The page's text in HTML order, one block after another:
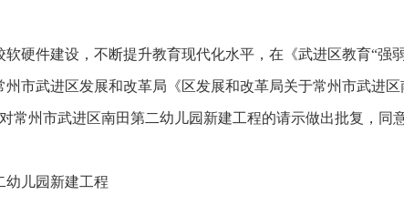
硬件建设，不断提升教育现代化水平，在《武进区教育“强
州市武进区发展和改革局《区发展和改革局关于常州市武进
常州市武进区南田第二幼儿园新建工程的请示做出批复，同
幼儿园新建工程